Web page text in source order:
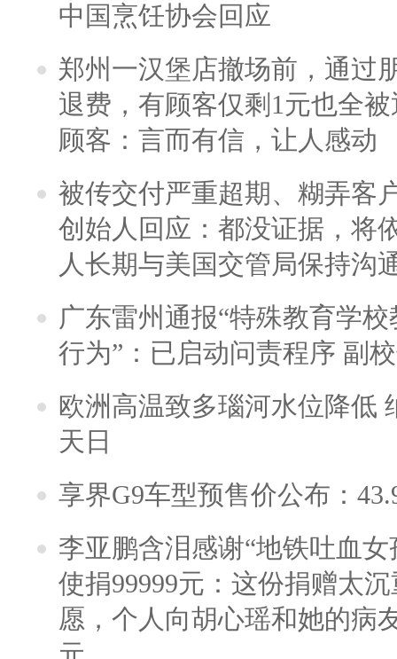
中国烹饪协会回应
郑州一汉堡店撤场前，通过
退费，有顾客仅剩1元也全
顾客：言而有信，让人感动
被传交付严重超期、糊弄客
创始人回应：都没证据，将
人长期与美国交管局保持沟
广东雷州通报“特殊教育学
行为”：已启动问责程序 副
欧洲高温致多瑙河水位降低
天日
享界G9车型预售价公布：
李亚鹏含泪感谢“地铁吐血
使捐99999元：这份捐赠太
愿，个人向胡心瑶和她的病